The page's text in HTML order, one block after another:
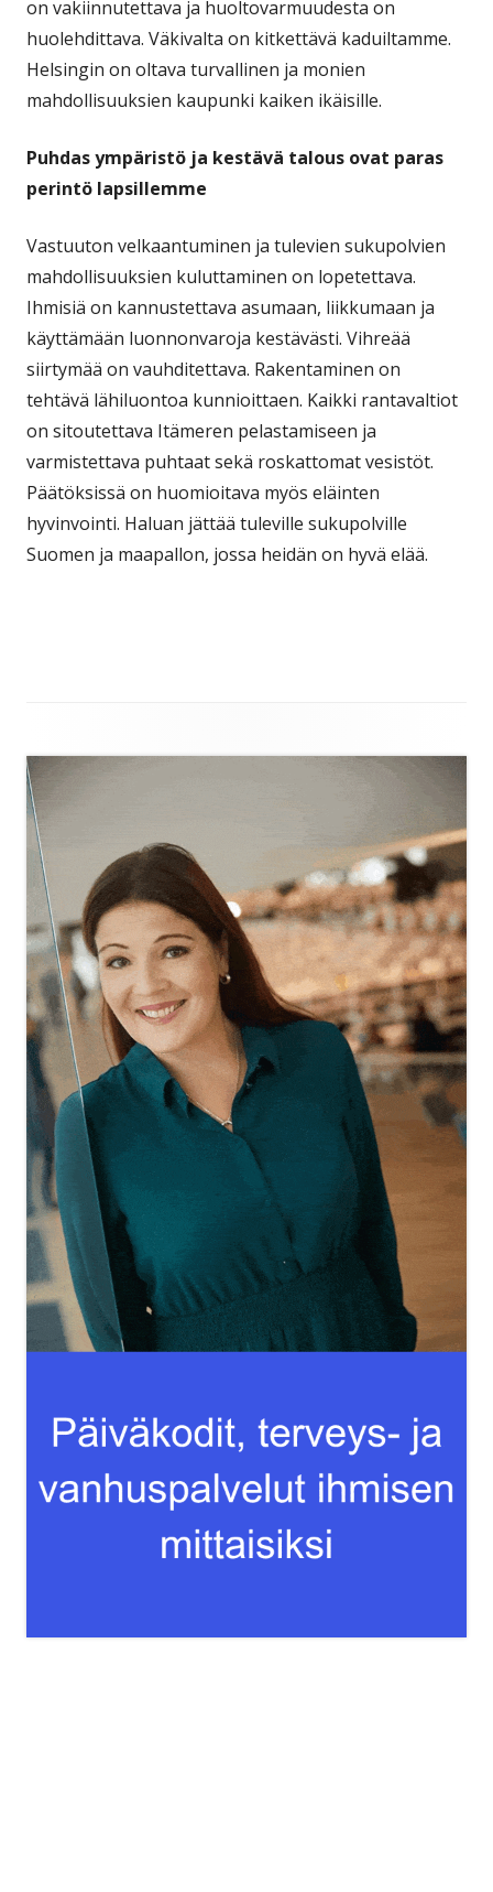
on vakiinnutettava ja huoltovarmuudesta on
huolehdittava. Väkivalta on kitkettävä kaduiltamme.
Helsingin on oltava turvallinen ja monien
mahdollisuuksien kaupunki kaiken ikäisille.
Puhdas ympäristö ja kestävä talous ovat paras
perintö lapsillemme
Vastuuton velkaantuminen ja tulevien sukupolvien
mahdollisuuksien kuluttaminen on lopetettava.
Ihmisiä on kannustettava asumaan, liikkumaan ja
käyttämään luonnonvaroja kestävästi. Vihreää
siirtymää on vauhditettava. Rakentaminen on
tehtävä lähiluontoa kunnioittaen. Kaikki rantavaltiot
on sitoutettava Itämeren pelastamiseen ja
varmistettava puhtaat sekä roskattomat vesistöt.
Päätöksissä on huomioitava myös eläinten
hyvinvointi. Haluan jättää tuleville sukupolville
Suomen ja maapallon, jossa heidän on hyvä elää.
Sivupalkki